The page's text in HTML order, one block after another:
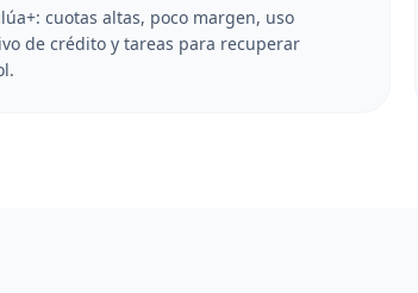
cuotas altas, poco margen, uso
de crédito y tareas para recuperar